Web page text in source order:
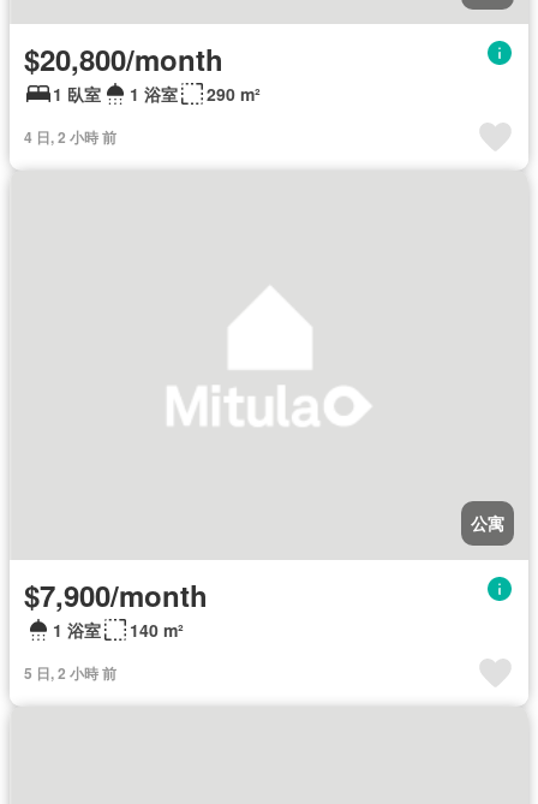
$20,800/month
1 臥室 1 浴室 290 m²
4 日, 2 小時 前
公寓
$7,900/month
1 浴室 140 m²
5 日, 2 小時 前